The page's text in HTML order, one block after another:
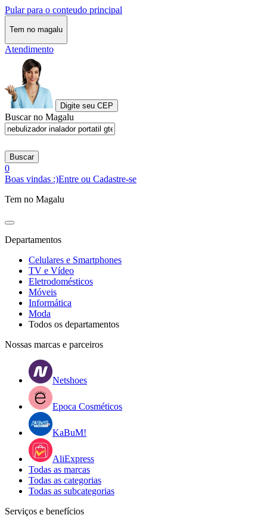
Pular para o conteudo principal
Tem no magalu
Atendimento
Digite seu CEP
Buscar no Magalu
Buscar
0
Boas vindas :)Entre ou Cadastre-se
Tem no Magalu
Departamentos
Celulares e Smartphones
TV e Vídeo
Eletrodomésticos
Móveis
Informática
Moda
Todos os departamentos
Nossas marcas e parceiros
Netshoes
Epoca Cosméticos
KaBuM!
AliExpress
Todas as marcas
Todas as categorias
Todas as subcategorias
Serviços e benefícios